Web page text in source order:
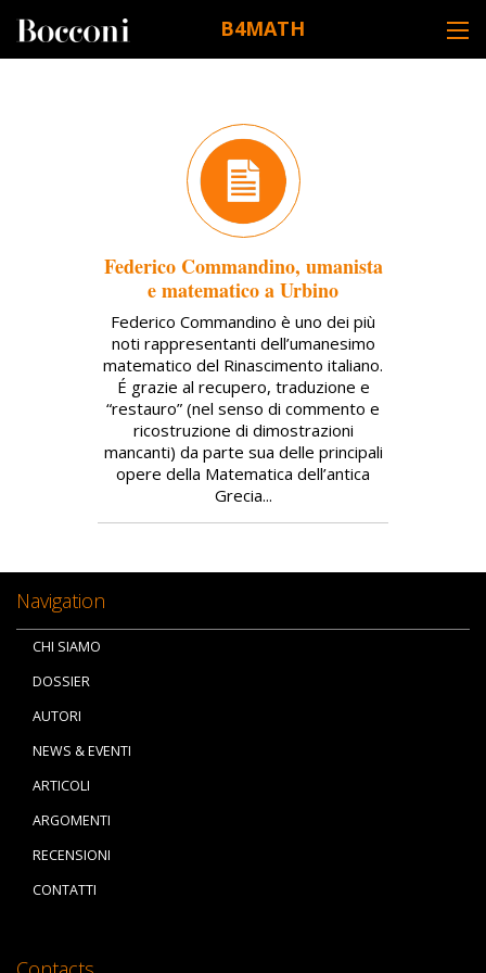
B4MATH
Federico Commandino, umanista
e matematico a Urbino
Federico Commandino è uno dei più
noti rappresentanti dell’umanesimo
matematico del Rinascimento italiano.
É grazie al recupero, traduzione e
“restauro” (nel senso di commento e
ricostruzione di dimostrazioni
mancanti) da parte sua delle principali
opere della Matematica dell’antica
Grecia...
Navigation
CHI SIAMO
DOSSIER
AUTORI
NEWS & EVENTI
ARTICOLI
ARGOMENTI
RECENSIONI
CONTATTI